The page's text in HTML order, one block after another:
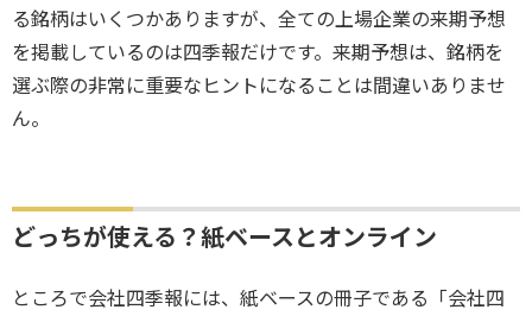
る銘柄はいくつかありますが、全ての上場企業の来期予想
を掲載しているのは四季報だけです。来期予想は、銘柄を
選ぶ際の非常に重要なヒントになることは間違いありませ
ん。
どっちが使える？紙ベースとオンライン
ところで会社四季報には、紙ベースの冊子である「会社四